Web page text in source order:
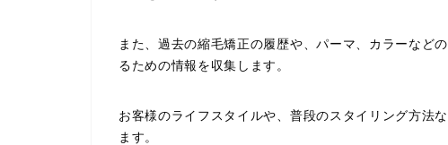
また、過去の縮毛矯正の履歴や、パーマ、カラーなど
るための情報を収集します。
お客様のライフスタイルや、普段のスタイリング方法
ます。